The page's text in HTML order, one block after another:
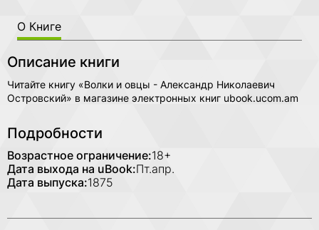
О Книге
Описание книги
Читайте книгу «Волки и овцы - Александр Николаевич
Островский» в магазине электронных книг ubook.ucom.am
Подробности
Возрастное ограничение:18+
Дата выхода на uBook:Пт.апр.
Дата выпуска:1875